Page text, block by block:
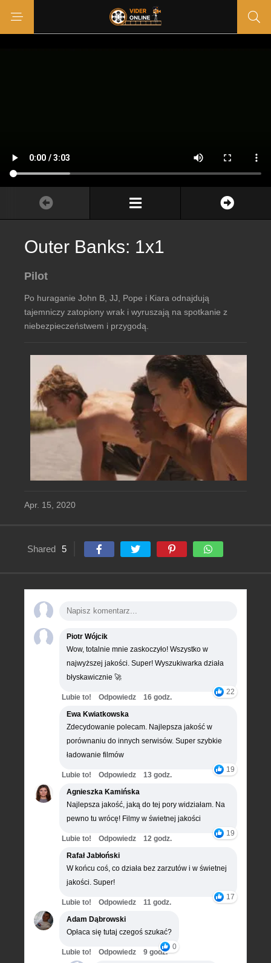
Outer Banks: 1x1
Pilot
Po huraganie John B, JJ, Pope i Kiara odnajdują
tajemniczy zatopiony wrak i wyruszają na spotkanie z
niebezpieczeństwem i przygodą.
Apr. 15, 2020
Shared 5
Piotr Wójcik
Wow, totalnie mnie zaskoczyło! Wszystko w
najwyższej jakości. Super! Wyszukiwarka działa
błyskawicznie 🚀
22
Lubie to! Odpowiedz
16 godz.
Ewa Kwiatkowska
Zdecydowanie polecam. Najlepsza jakość w
porównaniu do innych serwisów. Super szybkie
ładowanie filmów
19
Lubie to! Odpowiedz
13 godz.
Agnieszka Kamińska
Najlepsza jakość, jaką do tej pory widziałam. Na
pewno tu wrócę! Filmy w świetnej jakości
19
Lubie to! Odpowiedz
12 godz.
Rafał Jabłoński
W końcu coś, co działa bez zarzutów i w świetnej
jakości. Super!
17
Lubie to! Odpowiedz
11 godz.
Adam Dąbrowski
Opłaca się tutaj czegoś szukać?
0
Lubie to! Odpowiedz
9 godz.